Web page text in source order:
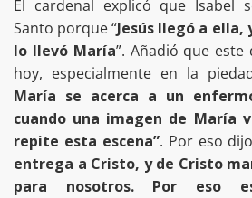
El cardenal explicó que Isabel
Santo porque “Jesús llegó a ella,
lo llevó María”. Añadió que
hoy, especialmente en la
María se acerca a un
cuando una imagen de María
repite esta escena”. Por eso
entrega a Cristo, y de Cristo
para nosotros. Por eso